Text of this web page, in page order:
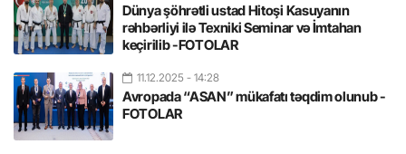
Dünya şöhrətli ustad Hitoşi Kasuyanın
rəhbərliyi ilə Texniki Seminar və İmtahan
keçirilib -FOTOLAR
11.12.2025 - 14:28
Avropada “ASAN” mükafatı təqdim olunub -
FOTOLAR